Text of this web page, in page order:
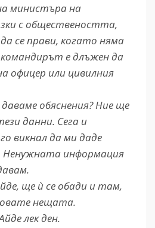
министъра на
с обществеността,
се прави, когато няма
е длъжен да
офицер или цивилния
обяснения? Ние ще
данни. Сега и
викнал да ми даде
Ненужната информация
ще ѝ се обади и там,
нещата.
лек ден.